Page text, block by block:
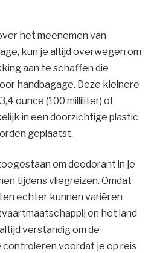
het meenemen van
kun je altijd overwegen om
aan te schaffen die
handbagage. Deze kleinere
ounce (100 milliliter) of
in een doorzichtige plastic
geplaatst.
om deodorant in je
tijdens vliegreizen. Omdat
echter kunnen variëren
en het land
verstandig om de
voordat je op reis